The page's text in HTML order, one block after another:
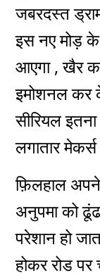
जबरदस्त
इस नए मोड़
आएगा , खैर
इमोशनल कर
सीरियल
लगातार
फ़िलहाल
अनुपमा को
परेशान हो
होकर रोड